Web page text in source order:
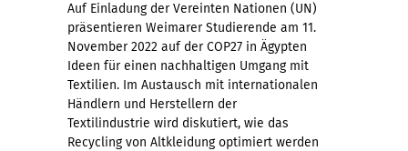
Auf Einladung der Vereinten Nationen (UN)
präsentieren Weimarer Studierende am 11.
November 2022 auf der COP27 in Ägypten
Ideen für einen nachhaltigen Umgang mit
Textilien. Im Austausch mit internationalen
Händlern und Herstellern der
Textilindustrie wird diskutiert, wie das
Recycling von Altkleidung optimiert werden